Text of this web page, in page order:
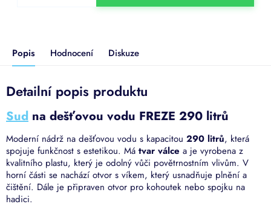
Popis Hodnocení Diskuze
Detailní popis produktu
Sud na dešťovou vodu FREZE 290 litrů
Moderní nádrž na dešťovou vodu s kapacitou 290 litrů, která
spojuje funkčnost s estetikou. Má tvar válce a je vyrobena z
kvalitního plastu, který je odolný vůči povětrnostním vlivům. V
horní části se nachází otvor s víkem, který usnadňuje plnění a
čištění. Dále je připraven otvor pro kohoutek nebo spojku na
hadici.